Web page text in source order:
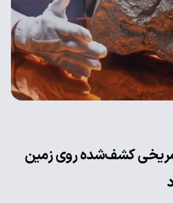
کشف‌شده روی زمین